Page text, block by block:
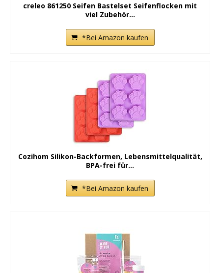
creleo 861250 Seifen Bastelset Seifenflocken mit
viel Zubehör...
*Bei Amazon kaufen
Cozihom Silikon-Backformen, Lebensmittelqualität,
BPA-frei für...
*Bei Amazon kaufen